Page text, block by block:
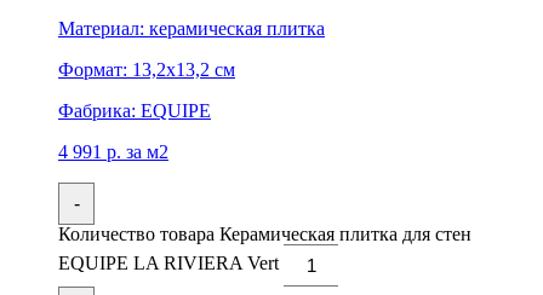
Материал: керамическая плитка
Формат: 13,2x13,2 см
Фабрика: EQUIPE
4 991 р. за м2
-
Количество товара Керамическая плитка для стен
EQUIPE LA RIVIERA Vert